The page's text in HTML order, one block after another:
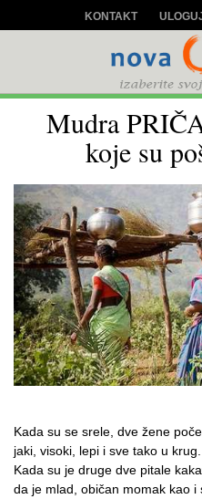
KONTAKT
Mudra
koje su
Kada su se srele, dve žene
jaki, visoki, lepi i sve tako u
Kada su je druge dve pitale
da je mlad, običan momak kao i